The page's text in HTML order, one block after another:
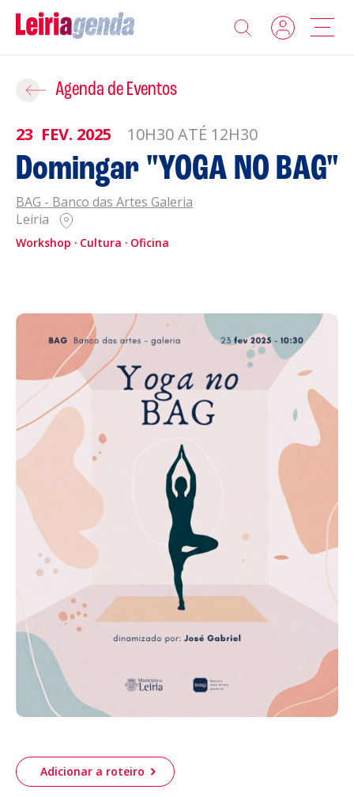
Agenda
Sobre a Leiriagenda
Promotores
Clubes Desportivos
Política de Privacidade
Política de Cookies
Acompanhe a Leiria Agenda
CULTURA
Agenda de Eventos
23 FEV. 2025 10H30 ATÉ 12H30
Domingar "YOGA NO BAG"
BAG - Banco das Artes Galeria
Leiria
Workshop Cultura Oficina
Adicionar a roteiro
Adicionar ao Roteiro
ROTEIROS EXISTENTES
CRIAR NOVO